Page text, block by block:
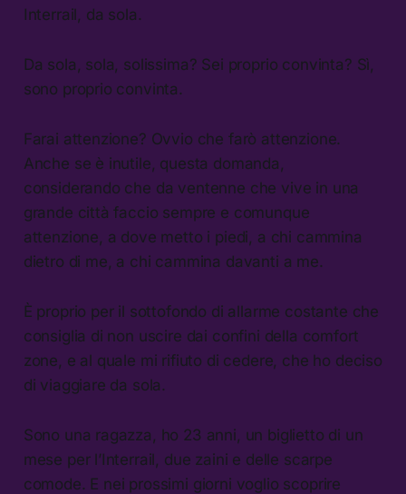
Interrail, da sola.
Da sola, sola, solissima? Sei proprio convinta? Sì,
sono proprio convinta.
Farai attenzione? Ovvio che farò attenzione.
Anche se è inutile, questa domanda,
considerando che da ventenne che vive in una
grande città faccio sempre e comunque
attenzione, a dove metto i piedi, a chi cammina
dietro di me, a chi cammina davanti a me.
È proprio per il sottofondo di allarme costante che
consiglia di non uscire dai confini della comfort
zone, e al quale mi rifiuto di cedere, che ho deciso
di viaggiare da sola.
Sono una ragazza, ho 23 anni, un biglietto di un
mese per l’Interrail, due zaini e delle scarpe
comode. E nei prossimi giorni voglio scoprire